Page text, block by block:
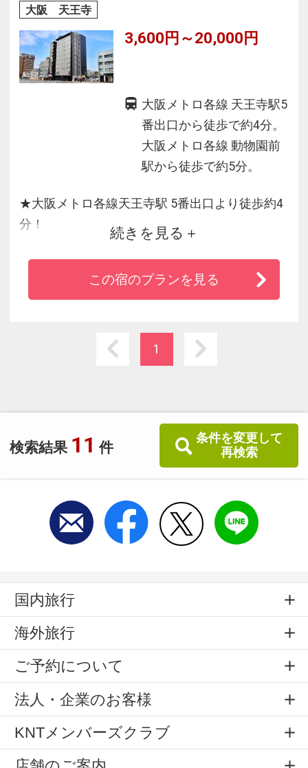
検索結果 11 件
条件を変更して
再検索
大阪 天王寺
3,600円～20,000円
大阪メトロ各線 天王寺駅5
番出口から徒歩で約4分。
大阪メトロ各線 動物園前
駅から徒歩で約5分。
★大阪メトロ各線天王寺駅 5番出口より徒歩約4
分！
★あべのハルカスや天王寺動物園、通天閣まで
徒歩で約10分圏内♪
★なんば・梅田・USJに電車で30分以内！大阪
続きを見る
この宿のプランを見る
1
国内旅行
海外旅行
ご予約について
法人・企業のお客様
KNTメンバーズクラブ